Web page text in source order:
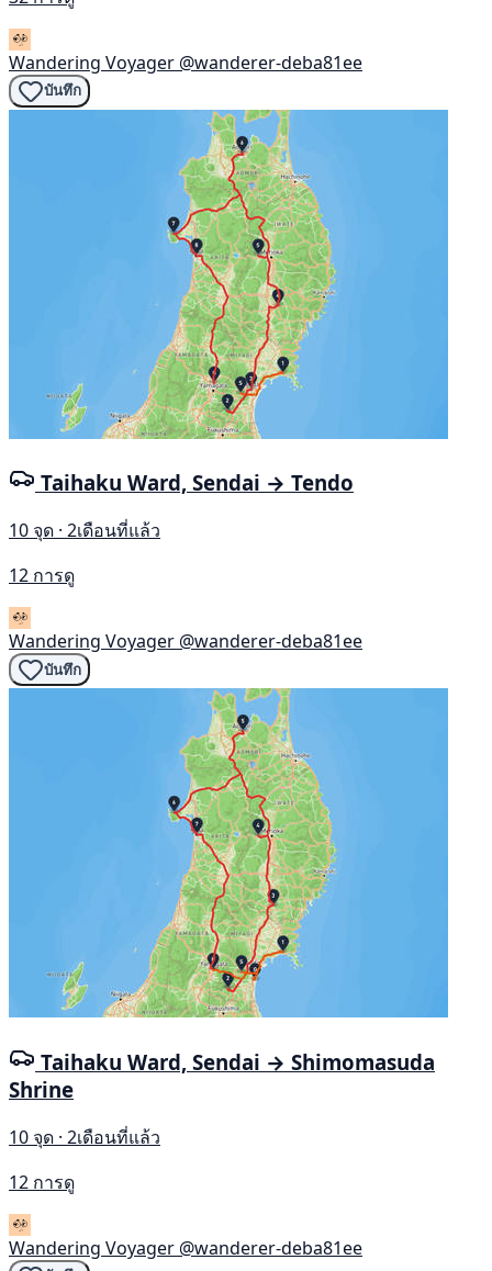
Wandering Voyager @wanderer-deba81ee
บันทึก
Taihaku Ward, Sendai → Tendo
10 จุด · 2เดือนที่แล้ว
12 การดู
Wandering Voyager @wanderer-deba81ee
บันทึก
Taihaku Ward, Sendai → Shimomasuda
Shrine
10 จุด · 2เดือนที่แล้ว
12 การดู
Wandering Voyager @wanderer-deba81ee